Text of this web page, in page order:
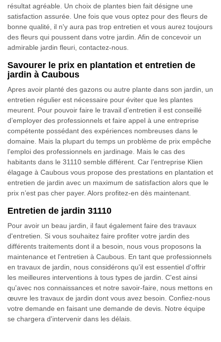
résultat agréable. Un choix de plantes bien fait désigne une
satisfaction assurée. Une fois que vous optez pour des fleurs de
bonne qualité, il n'y aura pas trop entretien et vous aurez toujours
des fleurs qui poussent dans votre jardin. Afin de concevoir un
admirable jardin fleuri, contactez-nous.
Savourer le prix en plantation et entretien de
jardin à Caubous
Apres avoir planté des gazons ou autre plante dans son jardin, un
entretien régulier est nécessaire pour éviter que les plantes
meurent. Pour pouvoir faire le travail d’entretien il est conseillé
d’employer des professionnels et faire appel à une entreprise
compétente possédant des expériences nombreuses dans le
domaine. Mais la plupart du temps un problème de prix empêche
l’emploi des professionnels en jardinage. Mais le cas des
habitants dans le 31110 semble différent. Car l’entreprise Klien
élagage à Caubous vous propose des prestations en plantation et
entretien de jardin avec un maximum de satisfaction alors que le
prix n’est pas cher payer. Alors profitez-en dès maintenant.
Entretien de jardin 31110
Pour avoir un beau jardin, il faut également faire des travaux
d'entretien. Si vous souhaitez faire profiter votre jardin des
différents traitements dont il a besoin, nous vous proposons la
maintenance et l'entretien à Caubous. En tant que professionnels
en travaux de jardin, nous considérons qu'il est essentiel d'offrir
les meilleures interventions à tous types de jardin. C'est ainsi
qu'avec nos connaissances et notre savoir-faire, nous mettons en
œuvre les travaux de jardin dont vous avez besoin. Confiez-nous
votre demande en faisant une demande de devis. Notre équipe
se chargera d'intervenir dans les délais.